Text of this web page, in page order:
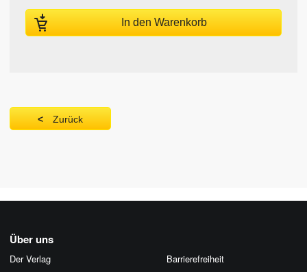
In den Warenkorb
Zurück
Über uns
Der Verlag
Barrierefreiheit